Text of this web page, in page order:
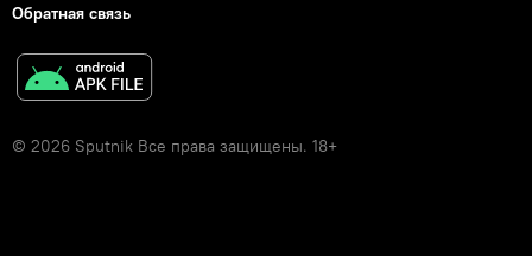
Обратная связь
© 2026 Sputnik Все права защищены. 18+